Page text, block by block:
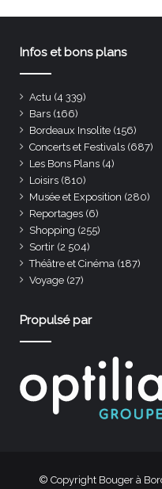
Infos et bons plans
Actu (4 339)
Bars (166)
Bordeaux Insolite (156)
Concerts et Festivals (687)
Les Bons Plans (4)
Loisirs (810)
Musée et Exposition (280)
Reportages (6)
Shopping (255)
Sortir (2 504)
Théâtre et Cinéma (187)
Voyage (27)
Propulsé par
© Copyright Bouger à